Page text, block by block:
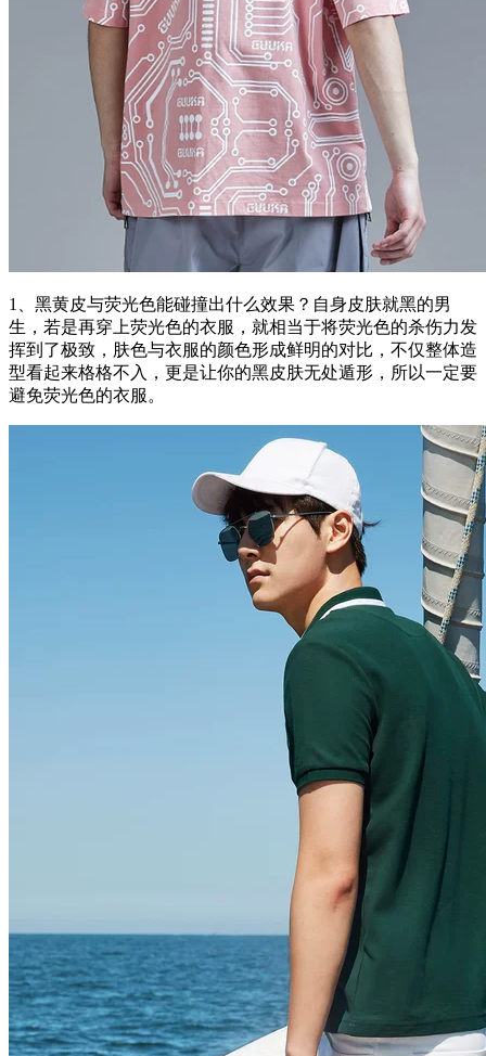
1、黑黄皮与荧光色能碰撞出什么效果？自身皮肤就黑的男
生，若是再穿上荧光色的衣服，就相当于将荧光色的杀伤力发
挥到了极致，肤色与衣服的颜色形成鲜明的对比，不仅整体造
型看起来格格不入，更是让你的黑皮肤无处遁形，所以一定要
避免荧光色的衣服。